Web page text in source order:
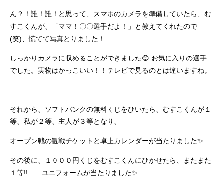
ん？！誰！誰！と思って、スマホのカメラを準備していたら、む
すこくんが、「ママ！〇〇選手だよ！」と教えてくれたので
(笑)、慌てて写真とりました！
しっかりカメラに収めることができました😊 お気に入りの選手
でした。実物はかっこいい！！テレビで見るのとは違いますね。
それから、ソフトバンクの無料くじをひいたら、むすこくんが１
等、私が２等、主人が３等となり、
オープン戦の観戦チケットと卓上カレンダーが当たりました✨
その後に、１０００円くじをむすこくんにひかせたら、またまた
１等!! ユニフォームが当たりました✨